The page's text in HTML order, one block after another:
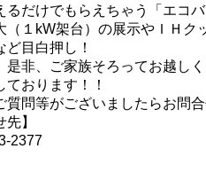
だけでもらえちゃう「エコ
（１kW架台）の展示やＩＨ
目白押し！
非、ご家族そろってお越しく
おります！！
問等がございましたらお問合
】
2377